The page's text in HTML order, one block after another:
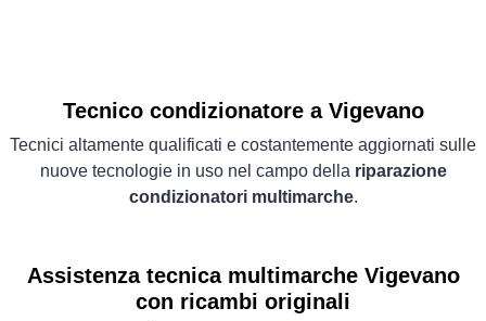
Tecnico condizionatore a Vigevano
Tecnici altamente qualificati e costantemente aggiornati sulle
nuove tecnologie in uso nel campo della riparazione
condizionatori multimarche.
Assistenza tecnica multimarche Vigevano
con ricambi originali